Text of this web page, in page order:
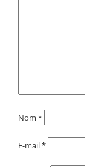
Nom *
E-mail*